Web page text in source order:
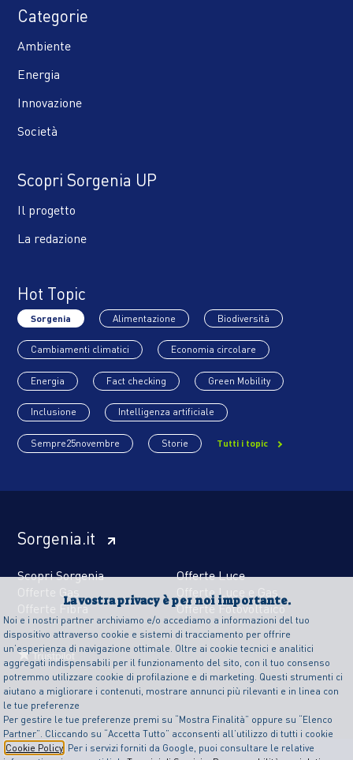
La vostra privacy è per noi importante.
Noi e i nostri partner archiviamo e/o accediamo a informazioni del tuo
dispositivo attraverso cookie e sistemi di tracciamento per offrire
un’esperienza di navigazione ottimale. Oltre ai cookie tecnici e analitici
aggregati indispensabili per il funzionamento del sito, con il tuo consenso
potremmo utilizzare cookie di profilazione e di marketing. Questi strumenti ci
aiutano a migliorare i contenuti, mostrare annunci più rilevanti e in linea con
le tue preferenze
Per gestire le tue preferenze premi su “Mostra Finalità” oppure su “Elenco
Partner”. Cliccando su “Accetta Tutto” acconsenti all’utilizzo di tutti i cookie
Cookie Policy . Per i servizi forniti da Google, puoi consultare le relative
Categorie
Ambiente
Energia
Innovazione
Società
Scopri Sorgenia UP
Il progetto
La redazione
Hot Topic
Sorgenia Alimentazione Biodiversità
Cambiamenti climatici Economia circolare
Energia Fact checking Green Mobility
Inclusione Intelligenza artificiale
Sempre25novembre Storie Tutti i topic
Sorgenia.it
Scopri Sorgenia
Offerte Luce
Offerte Gas
Offerte Luce e Gas
Offerte Fibra
Offerte Fotovoltaico